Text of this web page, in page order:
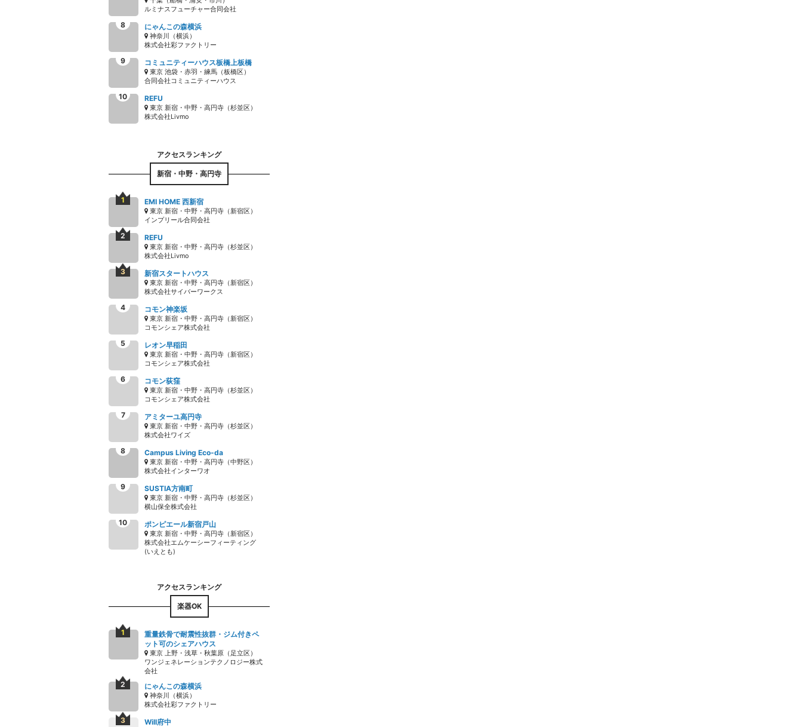
ルミナスフューチャー合同会社
にゃんこの森横浜
神奈川（横浜）
株式会社彩ファクトリー
コミュニティーハウス板橋上板橋
東京 池袋・赤羽・練馬（板橋区）
合同会社コミュニティーハウス
REFU
東京 新宿・中野・高円寺（杉並区）
株式会社Livmo
新宿・中野・高円寺
EMI HOME 西新宿
東京 新宿・中野・高円寺（新宿区）
インプリール合同会社
REFU
東京 新宿・中野・高円寺（杉並区）
株式会社Livmo
新宿スタートハウス
東京 新宿・中野・高円寺（新宿区）
株式会社サイバーワークス
コモン神楽坂
東京 新宿・中野・高円寺（新宿区）
コモンシェア株式会社
レオン早稲田
東京 新宿・中野・高円寺（新宿区）
コモンシェア株式会社
コモン荻窪
東京 新宿・中野・高円寺（杉並区）
コモンシェア株式会社
アミターユ高円寺
東京 新宿・中野・高円寺（杉並区）
株式会社ワイズ
Campus Living Eco-da
東京 新宿・中野・高円寺（中野区）
株式会社インターワオ
SUSTIA方南町
東京 新宿・中野・高円寺（杉並区）
横山保全株式会社
ポンピエール新宿戸山
東京 新宿・中野・高円寺（新宿区）
株式会社エムケーシーフィーティング
(いえとも)
楽器OK
重量鉄骨で耐震性抜群・ジム付きペ
ット可のシェアハウス
東京 上野・浅草・秋葉原（足立区）
ワンジェネレーションテクノロジー株式
会社
にゃんこの森横浜
神奈川（横浜）
株式会社彩ファクトリー
Will府中